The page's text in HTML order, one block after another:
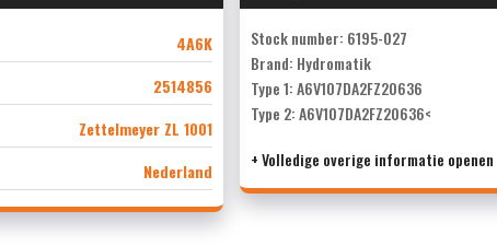
4A6K
2514856
Zettelmeyer ZL 1001
Nederland
Stock number: 6195-027
Brand: Hydromatik
Type 1: A6V107DA2FZ20636
Type 2: A6V107DA2FZ20636<
+ Volledige overige informatie openen